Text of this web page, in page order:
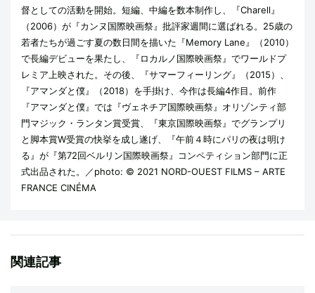
督としての活動を開始。短編、中編を数本制作し、『Charell』
（2006）が『カンヌ国際映画祭』批評家週間に選ばれる。25歳の
若者たちが過ごす夏の数日間を描いた『Memory Lane』（2010）
で長編デビューを果たし、『ロカルノ国際映画祭』でワールドプ
レミア上映された。その後、『サマーフィーリング』（2015）、
『アマンダと僕』（2018）を手掛け、今作は長編4作目。前作
『アマンダと僕』では『ヴェネチア国際映画祭』オリゾンティ部
門マジック・ランタン賞受賞、『東京国際映画祭』でグランプリ
と脚本賞W受賞の快挙を成し遂げ、『午前４時にパリの夜は明け
る』が『第72回ベルリン国際映画祭』コンペティション部門に正
式出品された。／photo: © 2021 NORD-OUEST FILMS – ARTE
FRANCE CINÉMA
関連記事